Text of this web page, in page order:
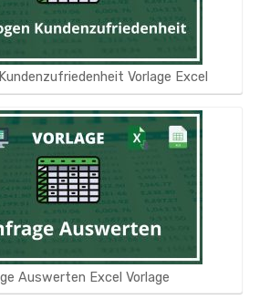
Vorlage Excel
Auswerten Excel Vorlage